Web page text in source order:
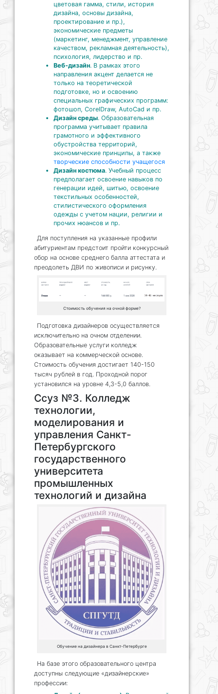
цветовая гамма, стили, история
дизайна, основы дизайна,
проектирование и пр.),
экономические предметы
(маркетинг, менеджмент, управление
качеством, рекламная деятельность),
психология, лидерство и пр.
Веб-дизайн. В рамках этого
направления акцент делается не
только на теоретической
подготовке, но и освоению
специальных графических программ:
фотошоп, CorelDraw, AutoCad и пр.
Дизайн среды. Образовательная
программа учитывает правила
грамотного и эффективного
обустройства территорий,
экономические принципы, а также
творческие способности учащегося
Дизайн костюма. Учебный процесс
предполагает освоение навыков по
генерации идей, шитью, освоение
текстильных особенностей,
стилистического оформления
одежды с учетом нации, религии и
прочих нюансов и пр.
Для поступления на указанные профили
абитуриентам предстоит пройти конкурсный
обор на основе среднего балла аттестата и
преодолеть ДВИ по живописи и рисунку.
Стоимость обучения на очной форме?
Подготовка дизайнеров осуществляется
исключительно на очном отделении.
Образовательные услуги колледж
оказывает на коммерческой основе.
Стоимость обучения достигает 140-150
тысяч рублей в год. Проходной порог
установился на уровне 4,3-5,0 баллов.
Ссуз №3. Колледж
технологии,
моделирования и
управления Санкт-
Петербургского
государственного
университета
промышленных
технологий и дизайна
Обучение на дизайнера в Санкт-Петербурге
На базе этого образовательного центра
доступны следующие «дизайнерские»
профессии: